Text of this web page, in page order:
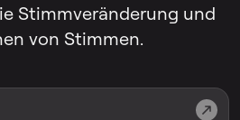
Stimmveränderung und
von Stimmen.